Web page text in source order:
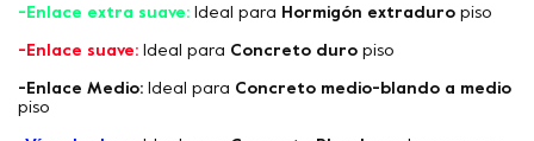
-Enlace extra suave: Ideal para Hormigón extraduro piso
-Enlace suave: Ideal para Concreto duro piso
-Enlace Medio: Ideal para Concreto medio-blando a medio
piso